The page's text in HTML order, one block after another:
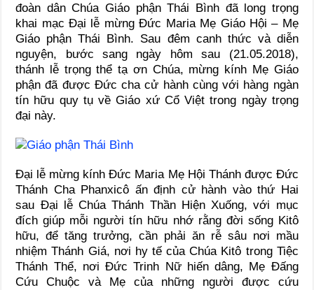
đoàn dân Chúa Giáo phận Thái Bình đã long trọng
khai mạc Đại lễ mừng Đức Maria Mẹ Giáo Hội – Mẹ
Giáo phận Thái Bình. Sau đêm canh thức và diễn
nguyện, bước sang ngày hôm sau (21.05.2018),
thánh lễ trọng thể tạ ơn Chúa, mừng kính Mẹ Giáo
phận đã được Đức cha cử hành cùng với hàng ngàn
tín hữu quy tụ về Giáo xứ Cổ Việt trong ngày trọng
đại này.
Đại lễ mừng kính Đức Maria Mẹ Hội Thánh được Đức
Thánh Cha Phanxicô ấn định cử hành vào thứ Hai
sau Đại lễ Chúa Thánh Thần Hiện Xuống, với mục
đích giúp mỗi người tín hữu nhớ rằng đời sống Kitô
hữu, để tăng trưởng, cần phải ăn rễ sâu nơi mầu
nhiệm Thánh Giá, nơi hy tế của Chúa Kitô trong Tiệc
Thánh Thể, nơi Đức Trinh Nữ hiến dâng, Mẹ Đấng
Cứu Chuộc và Mẹ của những người được cứu